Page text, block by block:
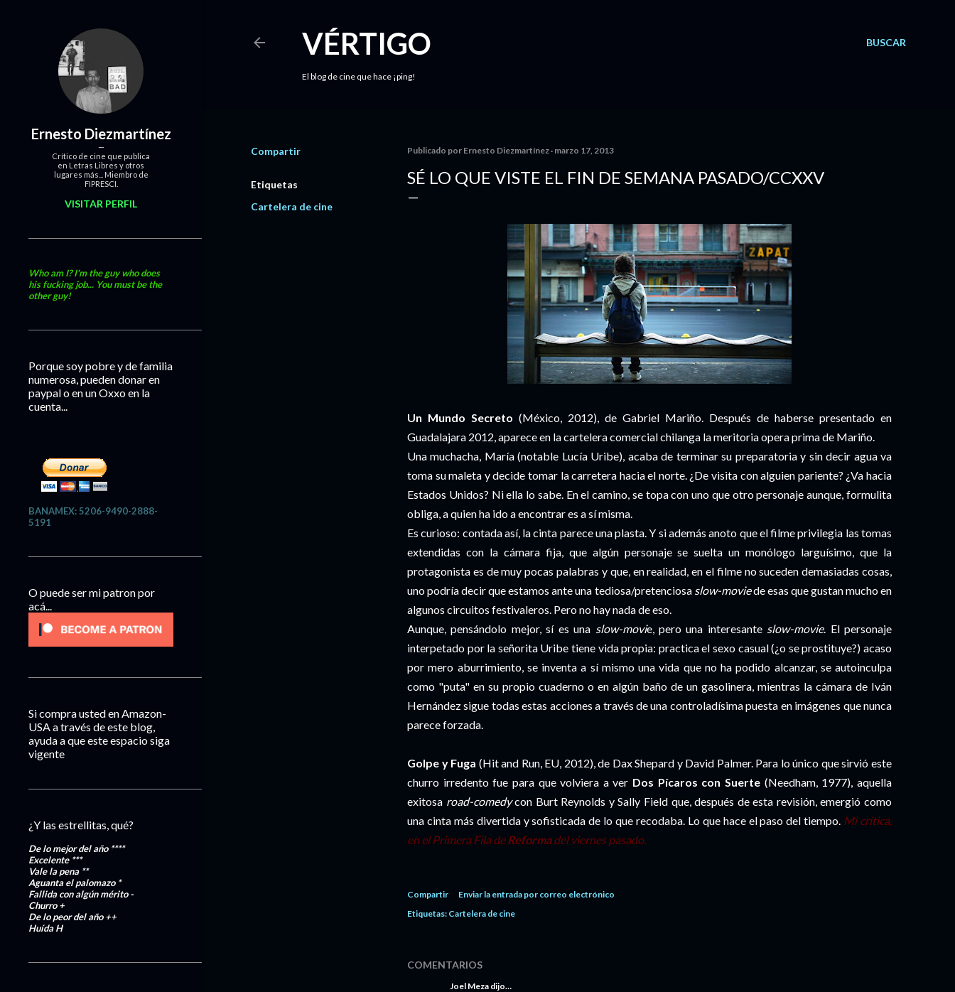
BUSCAR
VÉRTIGO
El blog de cine que hace ¡ping!
Compartir
Etiquetas
Cartelera de cine
Publicado por Ernesto Diezmartínez marzo 17, 2013
SÉ LO QUE VISTE EL FIN DE SEMANA PASADO/CCXXV
Un Mundo Secreto (México, 2012), de Gabriel Mariño. Después de haberse presentado en
Guadalajara 2012, aparece en la cartelera comercial chilanga la meritoria opera prima de Mariño.
Una muchacha, María (notable Lucía Uribe), acaba de terminar su preparatoria y sin decir agua va
toma su maleta y decide tomar la carretera hacia el norte. ¿De visita con alguien pariente? ¿Va hacia
Estados Unidos? Ni ella lo sabe. En el camino, se topa con uno que otro personaje aunque, formulita
obliga, a quien ha ido a encontrar es a sí misma.
Es curioso: contada así, la cinta parece una plasta. Y si además anoto que el filme privilegia las tomas
extendidas con la cámara fija, que algún personaje se suelta un monólogo larguísimo, que la
protagonista es de muy pocas palabras y que, en realidad, en el filme no suceden demasiadas cosas,
uno podría decir que estamos ante una tediosa/pretenciosa slow-moviede esas que gustan mucho en
algunos circuitos festivaleros. Pero no hay nada de eso.
Aunque, pensándolo mejor, sí es una slow-movie, pero una interesante slow-movie. El personaje
interpetado por la señorita Uribe tiene vida propia: practica el sexo casual (¿o se prostituye?) acaso
por mero aburrimiento, se inventa a sí mismo una vida que no ha podido alcanzar, se autoinculpa
como "puta" en su propio cuaderno o en algún baño de un gasolinera, mientras la cámara de Iván
Hernández sigue todas estas acciones a través de una controladísima puesta en imágenes que nunca
parece forzada.
Golpe y Fuga (Hit and Run, EU, 2012), de Dax Shepard y David Palmer. Para lo único que sirvió este
churro irredento fue para que volviera a ver Dos Pícaros con Suerte (Needham, 1977), aquella
exitosa road-comedycon Burt Reynolds y Sally Field que, después de esta revisión, emergió como
una cinta más divertida y sofisticada de lo que recodaba. Lo que hace el paso del tiempo. Mi crítica,
en el Primera Fila deReformadel viernes pasado.
Compartir
Enviar la entrada por correo electrónico
Etiquetas: Cartelera de cine
COMENTARIOS
Joel Meza dijo…
Ernesto Diezmartínez
Crítico de cine que publica
en Letras Libres y otros
lugares más... Miembro de
FIPRESCI.
VISITAR PERFIL
Who am I? I'm the guy who does
his fucking job... You must be the
other guy!
Porque soy pobre y de familia
numerosa, pueden donar en
paypal o en un Oxxo en la
cuenta...
BANAMEX: 5206-9490-2888-
5191
O puede ser mi patron por
acá...
Si compra usted en Amazon-
USA a través de este blog,
ayuda a que este espacio siga
vigente
¿Y las estrellitas, qué?
De lo mejor del año ****
Excelente***
Vale la pena **
Aguanta el palomazo *
Fallida con algún mérito-
Churro+
De lo peor del año++
HuídaH